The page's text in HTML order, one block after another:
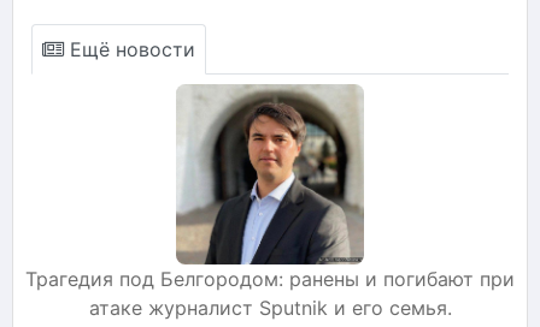
Ещё новости
Трагедия под Белгородом: ранены и погибают при
атаке журналист Sputnik и его семья.